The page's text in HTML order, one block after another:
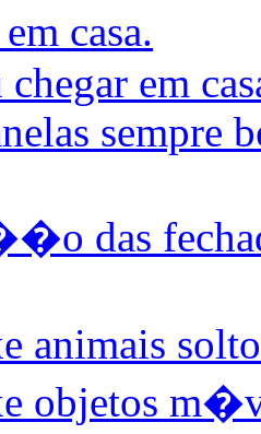
casa.
em
sempre
das
objetos